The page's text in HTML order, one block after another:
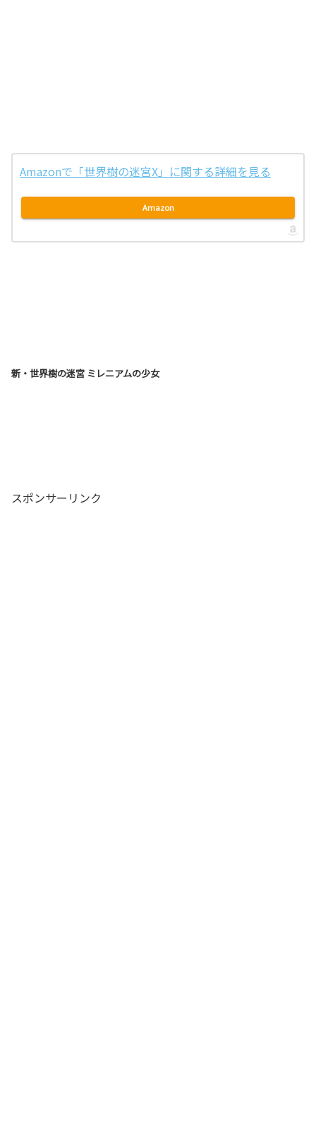
Amazonで「世界樹の迷宮X」に関する詳細を見る
Amazon
新・世界樹の迷宮 ミレニアムの少女
スポンサーリンク